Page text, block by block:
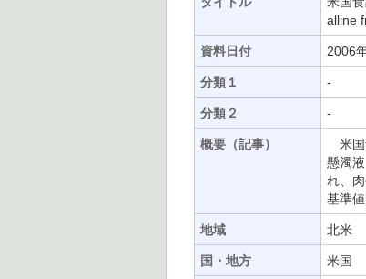
alline
資料日付 2006
分類１ -
分類２ -
概要（記事）
米国
懸濁
れ、
基準値
地域 北米
国・地方 米国